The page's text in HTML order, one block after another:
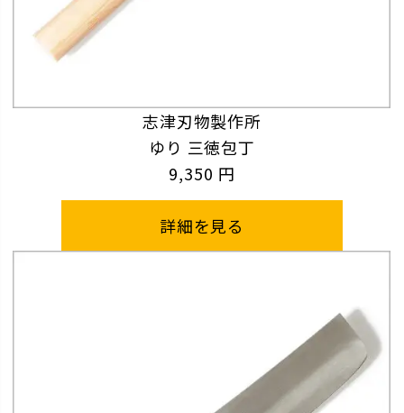
志津刃物製作所
ゆり 三徳包丁
9,350 円
詳細を見る